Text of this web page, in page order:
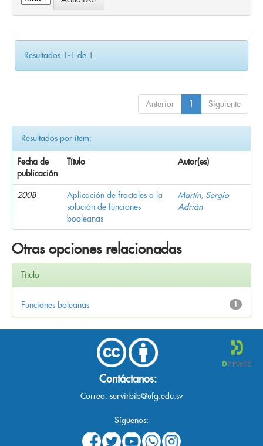
Resultados 1-1 de 1.
Anterior 1 Siguiente
Resultados por ítem:
Fecha de
publicación
Título Autor(es)
2008
Aplicación de fractales a la
solución de funciones
booleanas
Martín, Sergio
Adrián
Otras opciones relacionadas
Título
1
Funciones boleanas
Contáctanos:
Correo: servirbib@ufg.edu.sv
Síguenos: